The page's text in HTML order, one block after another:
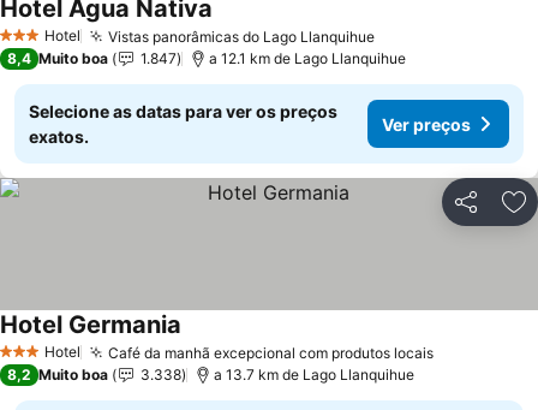
3 EstrelasHotel Vistas panorâmicas do Lago Llanquihue
Hotel Agua Nativa
8,4 Muito boa 1.847 a 12.1 km de Lago Llanquihue
Selecione as datas para ver os preços
exatos.
Ver preços
Partilhar
3 EstrelasHotel Café da manhã excepcional com produtos locais
Hotel Germania
8,2 Muito boa 3.338 a 13.7 km de Lago Llanquihue